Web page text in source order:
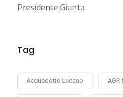
Presidente Giunta
Tag
Acquedotto Lucano AGR